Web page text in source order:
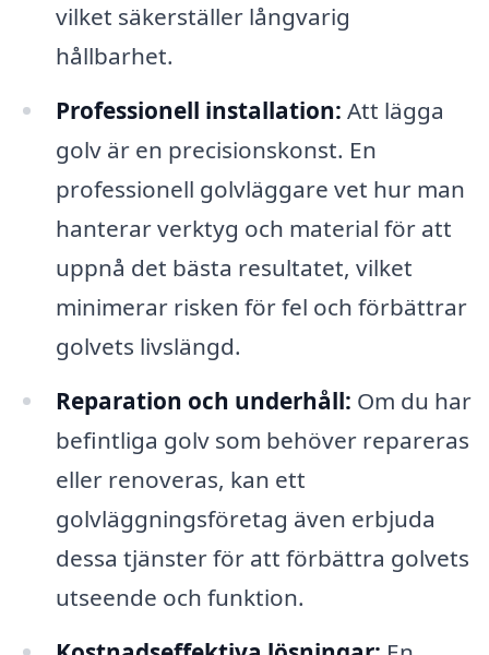
vilket säkerställer långvarig
hållbarhet.
Professionell installation: Att lägga
golv är en precisionskonst. En
professionell golvläggare vet hur man
hanterar verktyg och material för att
uppnå det bästa resultatet, vilket
minimerar risken för fel och förbättrar
golvets livslängd.
Reparation och underhåll: Om du har
befintliga golv som behöver repareras
eller renoveras, kan ett
golvläggningsföretag även erbjuda
dessa tjänster för att förbättra golvets
utseende och funktion.